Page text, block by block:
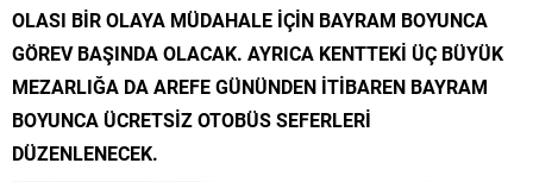
OLASI BİR OLAYA MÜDAHALE İÇİN BAYRAM BOYUNCA
GÖREV BAŞINDA OLACAK. AYRICA KENTTEKİ ÜÇ BÜYÜK
MEZARLIĞA DA AREFE GÜNÜNDEN İTİBAREN BAYRAM
BOYUNCA ÜCRETSİZ OTOBÜS SEFERLERİ
DÜZENLENECEK.